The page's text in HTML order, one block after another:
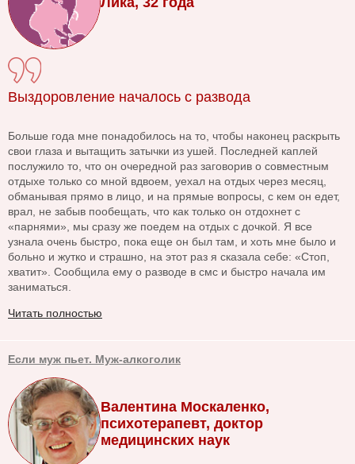
Выздоровление началось с развода
Больше года мне понадобилось на то, чтобы наконец раскрыть
свои глаза и вытащить затычки из ушей. Последней каплей
послужило то, что он очередной раз заговорив о совместным
отдыхе только со мной вдвоем, уехал на отдых через месяц,
обманывая прямо в лицо, и на прямые вопросы, с кем он едет,
врал, не забыв пообещать, что как только он отдохнет с
«парнями», мы сразу же поедем на отдых с дочкой. Я все
узнала очень быстро, пока еще он был там, и хоть мне было и
больно и жутко и страшно, на этот раз я сказала себе: «Стоп,
хватит». Сообщила ему о разводе в смс и быстро начала им
заниматься.
Читать полностью
Если муж пьет. Муж-алкоголик
Валентина Москаленко,
психотерапевт, доктор
медицинских наук